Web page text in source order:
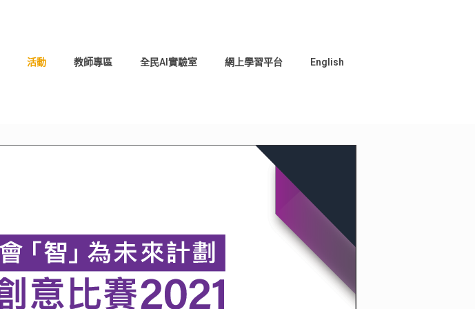
活動 教師專區 全民AI實驗室 網上學習平台 English